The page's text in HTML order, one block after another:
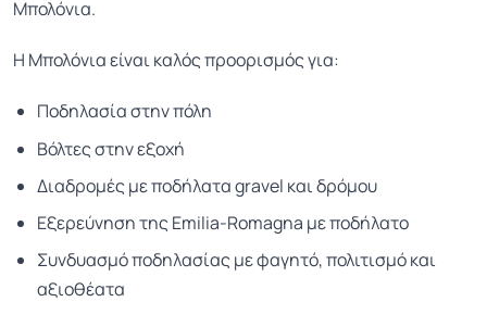
Μπολόνια.
Η Μπολόνια είναι καλός προορισμός για:
Ποδηλασία στην πόλη
Βόλτες στην εξοχή
Διαδρομές με ποδήλατα gravel και δρόμου
Εξερεύνηση της Emilia-Romagna με ποδήλατο
Συνδυασμό ποδηλασίας με φαγητό, πολιτισμό και
αξιοθέατα